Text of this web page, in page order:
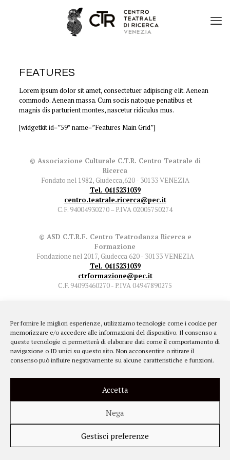
Per fornire le migliori esperienze, utilizziamo tecnologie come i cookie per
memorizzare e/o accedere alle informazioni del dispositivo. Il consenso a
queste tecnologie ci permetterà di elaborare dati come il comportamento di
navigazione o ID unici su questo sito. Non acconsentire o ritirare il
consenso può influire negativamente su alcune caratteristiche e funzioni.
Accetta
Nega
Gestisci preferenze
FEATURES
Lorem ipsum dolor sit amet, consectetuer adipiscing elit. Aenean
commodo. Aenean massa. Cum sociis natoque penatibus et
magnis dis parturient montes, nascetur ridiculus mus.
[widgetkit id=”59″ name=”Features Main Grid”]
© Associazione Culturale C.T.R. Centro Teatrale di
Ricerca
Fondato nel 1982, Giudecca,620 - 30133 VENEZIA
Tel. 0415231039
centro.teatrale.ricerca@pec.it
C.F. 94004930270 – P.IVA 02005750274
© ASD C.T.R.F. Centro Teatrodanza Ricerca e
Formazione
Fondazione nel 2017, Giudecca 620 - 30133 VENEZIA
Tel. 0415231039
ctrformazione@pec.it
C.F. 94093460270 - P.IVA 04947890275